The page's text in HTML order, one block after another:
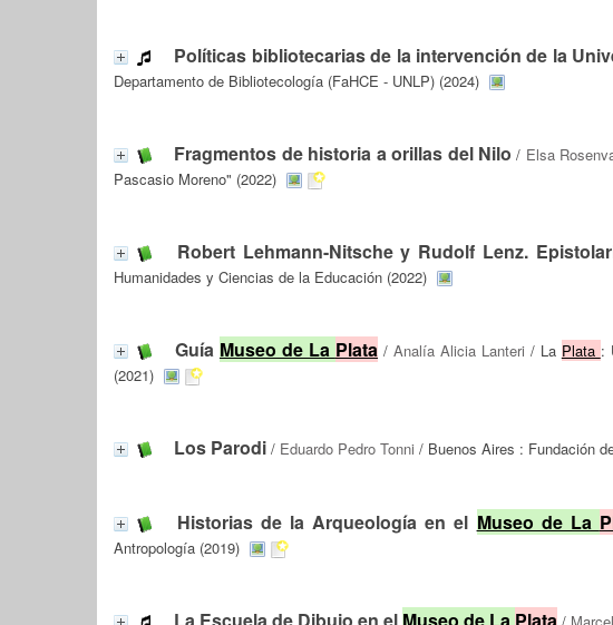
Políticas bibliotecarias de la intervención de la
Departamento de Bibliotecología (FaHCE - UNLP) (2024)
Fragmentos de historia a orillas del Nilo / Elsa
Pascasio Moreno" (2022)
Robert Lehmann-Nitsche y Rudolf Lenz.
Humanidades y Ciencias de la Educación (2022)
Guía Museo de La Plata/ Analía Alicia Lanteri / La Plata :
(2021)
Los Parodi / Eduardo Pedro Tonni / Buenos Aires : Fundación
Historias de la Arqueología en el Museo de La
Antropología (2019)